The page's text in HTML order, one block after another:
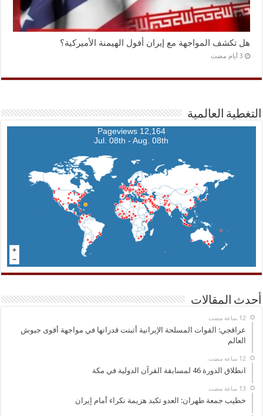
هل تكشف المواجهة مع إيران أفول الهيمنة الأميركية؟
التغطية العالمية
12,164 Pageviews
Jul. 08th - Aug. 08th
أحدث المقالات
عراقجي: القوات المسلحة الإيرانية أثبتت قدراتها في مواجهة أقوى جيوش
العالم
انطلاق الدورة 46 لمسابقة القرآن الدولية في مكة
خطيب جمعة طهران: العدو تكبد هزيمة نكراء أمام إيران